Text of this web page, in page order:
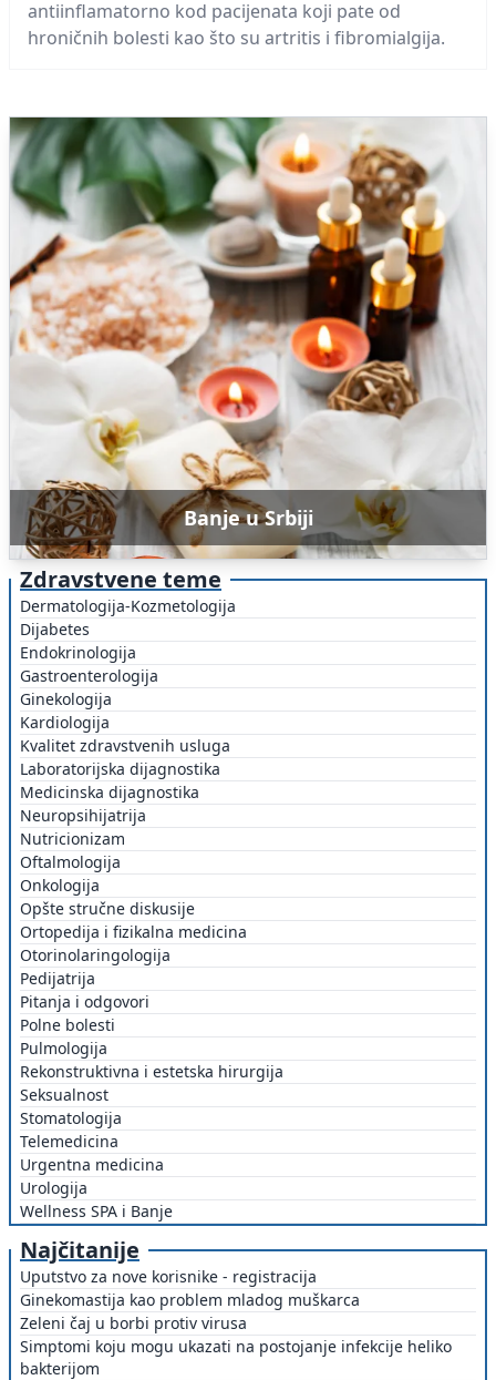
antiinflamatorno kod pacijenata koji pate od
hroničnih bolesti kao što su artritis i fibromialgija.
Banje u Srbiji
Zdravstvene teme
Dermatologija-Kozmetologija
Dijabetes
Endokrinologija
Gastroenterologija
Ginekologija
Kardiologija
Kvalitet zdravstvenih usluga
Laboratorijska dijagnostika
Medicinska dijagnostika
Neuropsihijatrija
Nutricionizam
Oftalmologija
Onkologija
Opšte stručne diskusije
Ortopedija i fizikalna medicina
Otorinolaringologija
Pedijatrija
Pitanja i odgovori
Polne bolesti
Pulmologija
Rekonstruktivna i estetska hirurgija
Seksualnost
Stomatologija
Telemedicina
Urgentna medicina
Urologija
Wellness SPA i Banje
Najčitanije
Uputstvo za nove korisnike - registracija
Ginekomastija kao problem mladog muškarca
Zeleni čaj u borbi protiv virusa
Simptomi koju mogu ukazati na postojanje infekcije heliko
bakterijom